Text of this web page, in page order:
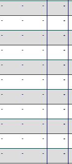
- - - -
- - - -
- - - -
- - - -
- - - -
- - - -
- - - -
- - - -
- - - -
- - - -
- - - -